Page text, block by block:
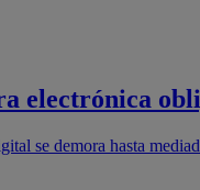
electrónica
se demora hasta